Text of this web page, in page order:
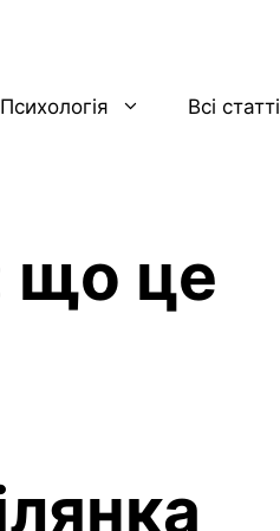
Психологія Всі статті
що це